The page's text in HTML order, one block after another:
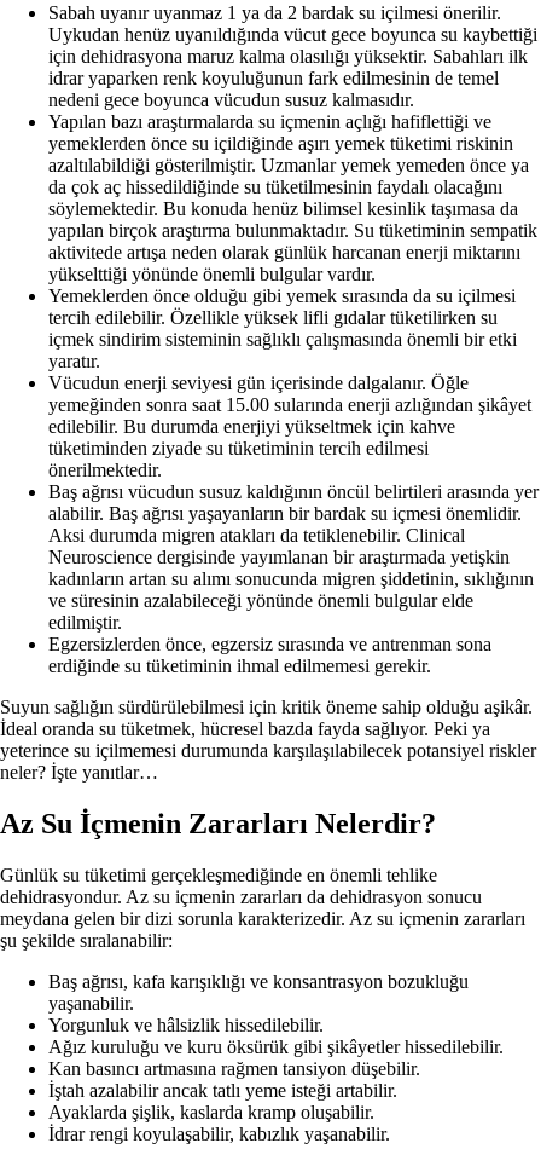
Sabah uyanır uyanmaz 1 ya da 2 bardak su içilmesi önerilir.
Uykudan henüz uyanıldığında vücut gece boyunca su kaybettiği
için dehidrasyona maruz kalma olasılığı yüksektir. Sabahları ilk
idrar yaparken renk koyuluğunun fark edilmesinin de temel
nedeni gece boyunca vücudun susuz kalmasıdır.
Yapılan bazı araştırmalarda su içmenin açlığı hafiflettiği ve
yemeklerden önce su içildiğinde aşırı yemek tüketimi riskinin
azaltılabildiği gösterilmiştir. Uzmanlar yemek yemeden önce ya
da çok aç hissedildiğinde su tüketilmesinin faydalı olacağını
söylemektedir. Bu konuda henüz bilimsel kesinlik taşımasa da
yapılan birçok araştırma bulunmaktadır. Su tüketiminin sempatik
aktivitede artışa neden olarak günlük harcanan enerji miktarını
yükselttiği yönünde önemli bulgular vardır.
Yemeklerden önce olduğu gibi yemek sırasında da su içilmesi
tercih edilebilir. Özellikle yüksek lifli gıdalar tüketilirken su
içmek sindirim sisteminin sağlıklı çalışmasında önemli bir etki
yaratır.
Vücudun enerji seviyesi gün içerisinde dalgalanır. Öğle
yemeğinden sonra saat 15.00 sularında enerji azlığından şikâyet
edilebilir. Bu durumda enerjiyi yükseltmek için kahve
tüketiminden ziyade su tüketiminin tercih edilmesi
önerilmektedir.
Baş ağrısı vücudun susuz kaldığının öncül belirtileri arasında yer
alabilir. Baş ağrısı yaşayanların bir bardak su içmesi önemlidir.
Aksi durumda migren atakları da tetiklenebilir. Clinical
Neuroscience dergisinde yayımlanan bir araştırmada yetişkin
kadınların artan su alımı sonucunda migren şiddetinin, sıklığının
ve süresinin azalabileceği yönünde önemli bulgular elde
edilmiştir.
Egzersizlerden önce, egzersiz sırasında ve antrenman sona
erdiğinde su tüketiminin ihmal edilmemesi gerekir.
Suyun sağlığın sürdürülebilmesi için kritik öneme sahip olduğu aşikâr.
İdeal oranda su tüketmek, hücresel bazda fayda sağlıyor. Peki ya
yeterince su içilmemesi durumunda karşılaşılabilecek potansiyel riskler
neler? İşte yanıtlar…
Az Su İçmenin Zararları Nelerdir?
Günlük su tüketimi gerçekleşmediğinde en önemli tehlike
dehidrasyondur. Az su içmenin zararları da dehidrasyon sonucu
meydana gelen bir dizi sorunla karakterizedir. Az su içmenin zararları
şu şekilde sıralanabilir:
Baş ağrısı, kafa karışıklığı ve konsantrasyon bozukluğu
yaşanabilir.
Yorgunluk ve hâlsizlik hissedilebilir.
Ağız kuruluğu ve kuru öksürük gibi şikâyetler hissedilebilir.
Kan basıncı artmasına rağmen tansiyon düşebilir.
İştah azalabilir ancak tatlı yeme isteği artabilir.
Ayaklarda şişlik, kaslarda kramp oluşabilir.
İdrar rengi koyulaşabilir, kabızlık yaşanabilir.